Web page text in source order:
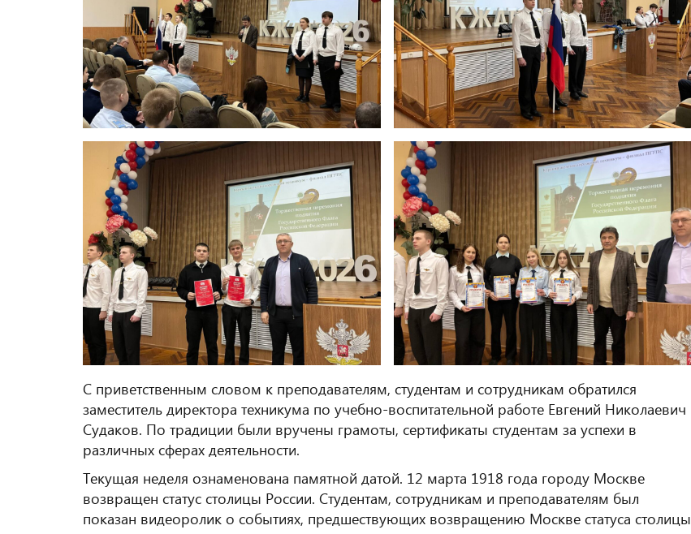
С приветственным словом к преподавателям, студентам и сотрудникам обратился
заместитель директора техникума по учебно-воспитательной работе Евгений Николаевич
Судаков. По традиции были вручены грамоты, сертификаты студентам за успехи в
различных сферах деятельности.
Текущая неделя ознаменована памятной датой. 12 марта 1918 года городу Москве
возвращен статус столицы России. Студентам, сотрудникам и преподавателям был
показан видеоролик о событиях, предшествующих возвращению Москве статуса столицы